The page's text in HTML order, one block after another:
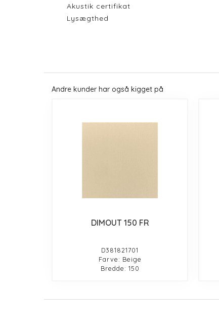
Akustik certifikat
Lysægthed
Andre kunder har også kigget på
DIMOUT 150 FR
D381821701
Farve: Beige
Bredde: 150